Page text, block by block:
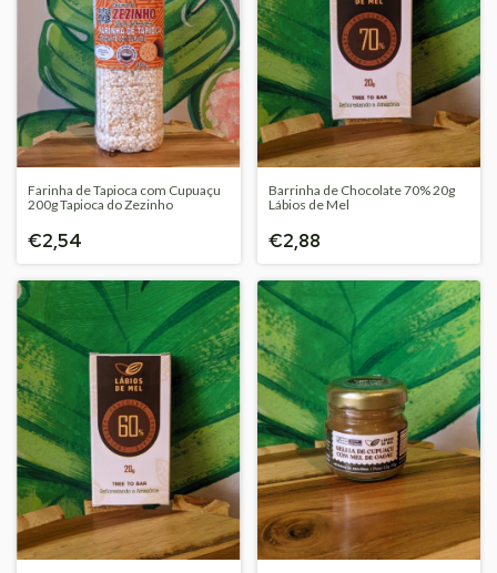
Farinha de Tapioca com Cupuaçu
200g Tapioca do Zezinho
€2,54
Barrinha de Chocolate 70% 20g
Lábios de Mel
€2,88